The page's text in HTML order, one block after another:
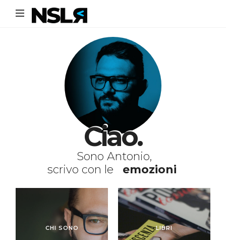
Noi
Siamo
La
Rivoluzione
Ciao.
Sono Antonio,
scrivo con le
emozioni
CHI SONO LIBRI